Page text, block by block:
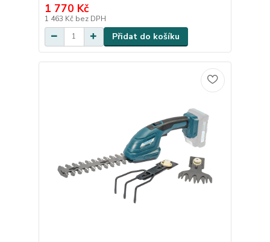
1 770 Kč
1 463 Kč bez DPH
Přidat do košíku